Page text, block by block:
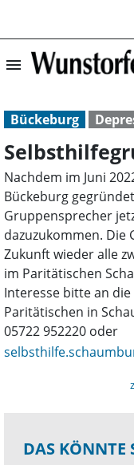
menu
Bückeburg
Nachdem im Juni
Bückeburg
Gruppensprecher
dazuzukommen. Die
Zukunft wieder alle
im Paritätischen
Interesse bitte an
Paritätischen in
05722 952220 oder
DAS KÖNNTE